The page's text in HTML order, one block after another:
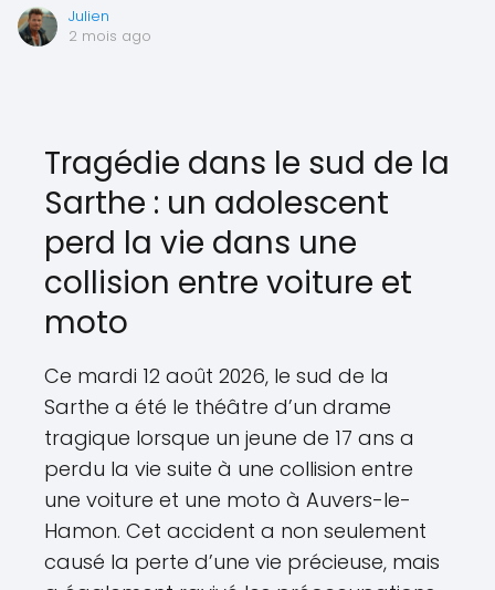
Julien
2 mois ago
Tragédie dans le sud de la
Sarthe : un adolescent
perd la vie dans une
collision entre voiture et
moto
Ce mardi 12 août 2026, le sud de la
Sarthe a été le théâtre d’un drame
tragique lorsque un jeune de 17 ans a
perdu la vie suite à une collision entre
une voiture et une moto à Auvers-le-
Hamon. Cet accident a non seulement
causé la perte d’une vie précieuse, mais